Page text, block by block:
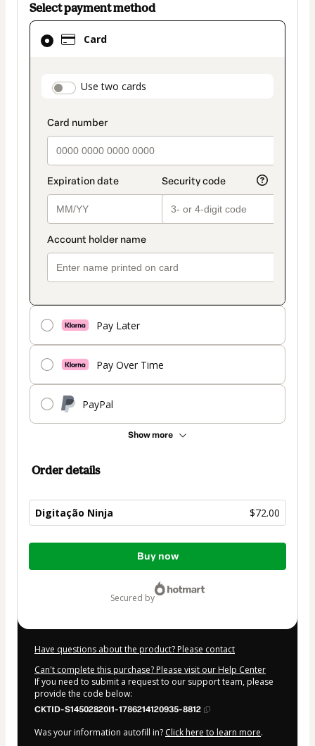
Select payment method
Card
payment_data.section_title_v2
Use two cards
Pay Later
Pay Over Time
PayPal
Show more
Card
selected
method
Order details
Digitação Ninja $72.00
Total
Buy now
secured by
Have questions about the product? Please contact
Can't complete this purchase? Please visit our Help Center
If you need to submit a request to our support team, please
provide the code below:
CKTID-S14502820I1-1786214120935-8812
Was your information autofill in? Click here to learn more.